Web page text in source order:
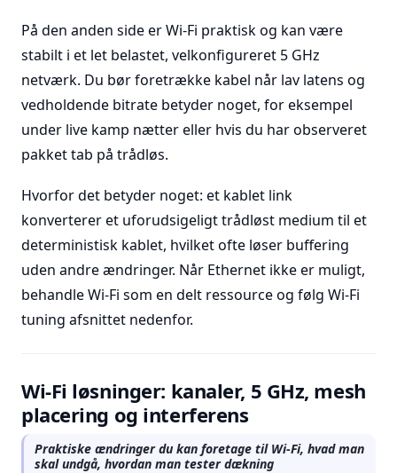
På den anden side er Wi-Fi praktisk og kan være
stabilt i et let belastet, velkonfigureret 5 GHz
netværk. Du bør foretrække kabel når lav latens og
vedholdende bitrate betyder noget, for eksempel
under live kamp nætter eller hvis du har observeret
pakket tab på trådløs.
Hvorfor det betyder noget: et kablet link
konverterer et uforudsigeligt trådløst medium til et
deterministisk kablet, hvilket ofte løser buffering
uden andre ændringer. Når Ethernet ikke er muligt,
behandle Wi-Fi som en delt ressource og følg Wi-Fi
tuning afsnittet nedenfor.
Wi-Fi løsninger: kanaler, 5 GHz, mesh
placering og interferens
Praktiske ændringer du kan foretage til Wi-Fi, hvad man
skal undgå, hvordan man tester dækning